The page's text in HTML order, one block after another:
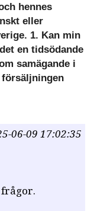
hennes
eller
1. Kan min
en tidsödande
samägande i
försäljningen
06-09 17:02:35